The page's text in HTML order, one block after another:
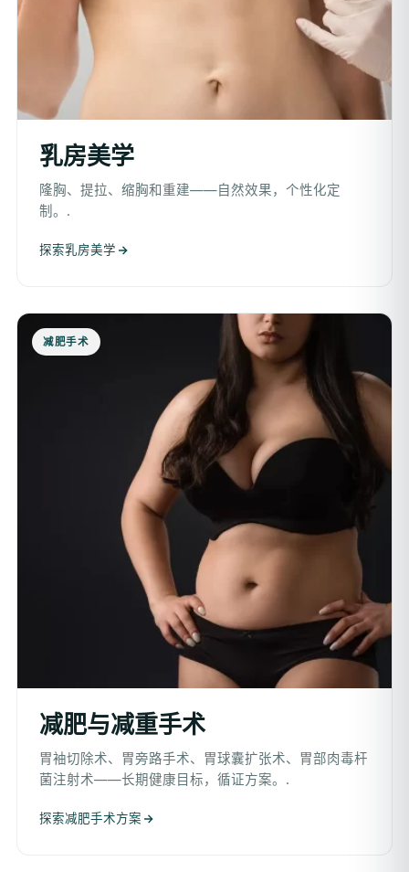
乳房美学
隆胸、提拉、缩胸和重建——自然效果，个性化定
制。.
探索乳房美学
减肥手术
减肥与减重手术
胃袖切除术、胃旁路手术、胃球囊扩张术、胃部肉毒杆
菌注射术——长期健康目标，循证方案。.
探索减肥手术方案